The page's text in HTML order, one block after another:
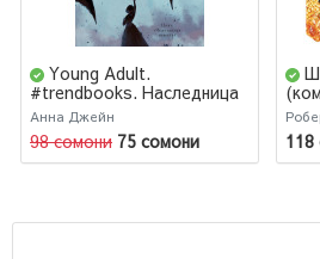
Young Adult.
#trendbooks. Наследница
черного дракона
Анна Джейн
98 сомони 75 сомони 118